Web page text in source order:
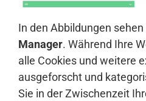
In den Abbildungen
Manager. Während Ihre
alle Cookies und weitere
ausgeforscht und
Sie in der Zwischenzeit